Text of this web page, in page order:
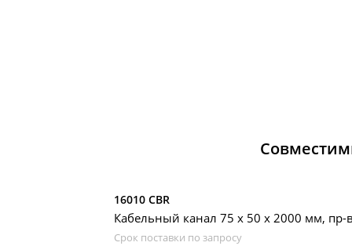
16010 CBR
Кабельный канал 75 х 50 x 2000 мм, пр-
Срок поставки по запросу